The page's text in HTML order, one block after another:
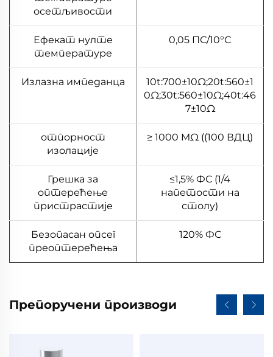
осетљивости
Ефекат нулте
температуре
0,05 ПС/10°С
Излазна импеданца
10t:700±10Ω;20t:560±1
0Ω;30t:560±10Ω;40t:46
7±10Ω
отпорност
изолације
≥ 1000 MΩ ((100 ВДЦ)
Грешка за
оптерећење
пристрастије
≤1,5% ФС (1/4
напетости на
столу)
Безопасан опсег
преоптерећења
120% ФС
Препоручени производи